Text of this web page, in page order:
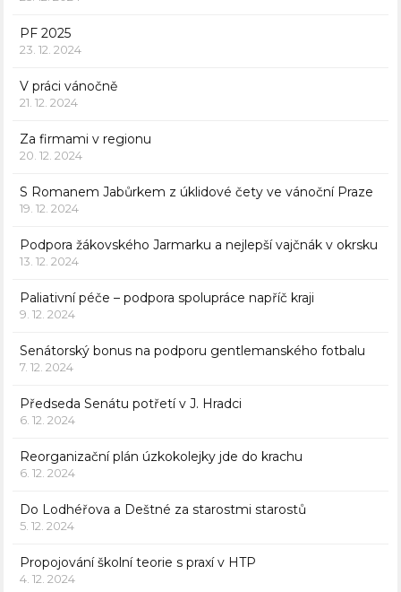
PF 2025
23. 12. 2024
V práci vánočně
21. 12. 2024
Za firmami v regionu
20. 12. 2024
S Romanem Jabůrkem z úklidové čety ve vánoční Praze
19. 12. 2024
Podpora žákovského Jarmarku a nejlepší vajčnák v okrsku
13. 12. 2024
Paliativní péče – podpora spolupráce napříč kraji
9. 12. 2024
Senátorský bonus na podporu gentlemanského fotbalu
7. 12. 2024
Předseda Senátu potřetí v J. Hradci
6. 12. 2024
Reorganizační plán úzkokolejky jde do krachu
6. 12. 2024
Do Lodhéřova a Deštné za starostmi starostů
5. 12. 2024
Propojování školní teorie s praxí v HTP
4. 12. 2024